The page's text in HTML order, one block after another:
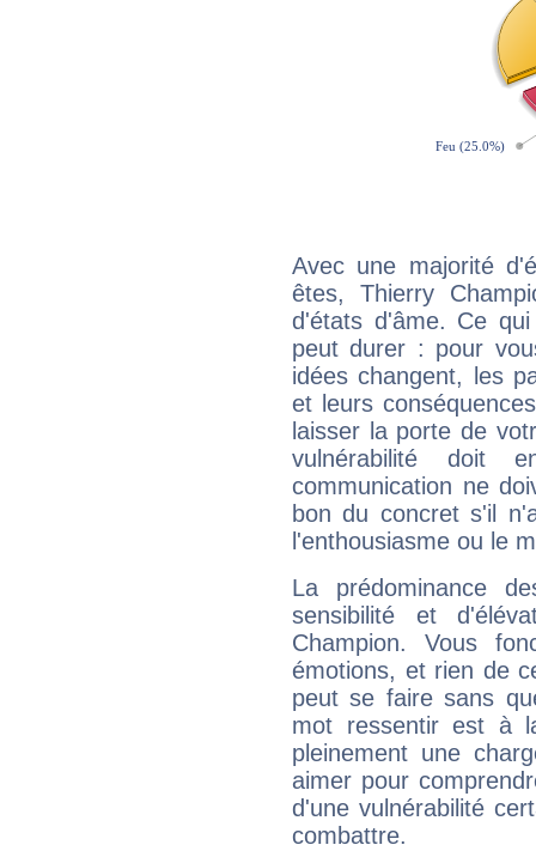
Avec une majorité
êtes, Thierry
d'états d'âme. Ce
peut durer : pour
idées changent, les
et leurs
laisser la porte de
vulnérabilité doit
communication ne
bon du concret s'il
l'enthousiasme ou le
La prédominance
sensibilité et
Champion. Vous
émotions, et rien de
peut se faire sans
mot ressentir est à
pleinement une
aimer pour
d'une vulnérabilité
combattre.